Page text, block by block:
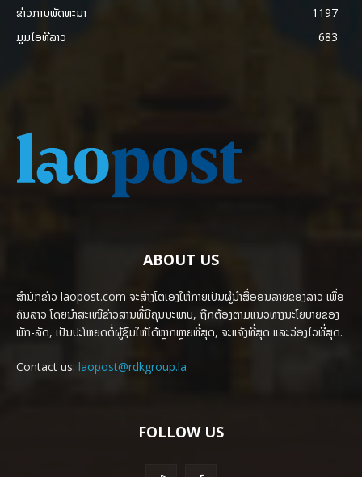
ຂ່າວການພັດທະນາ
1197
ມູມໄອທີລາວ
683
ABOUT US
ສຳນັກຂ່າວ laopost.com ຈະສ້າງໂຕເອງໃຫ້ກາຍເປັນຜູ້ນຳສື່ອອນລາຍຂອງລາວ ເພື່ອ
ຄົນລາວ ໂດຍນຳສະເໜີຂ່າວສານທີ່ມີຄຸນນະພາບ, ຖືກຕ້ອງຕາມແນວທາງນະໂຍບາຍຂອງ
ພັກ-ລັດ, ເປັນປະໂຫຍດຕໍ່ຜູ້ຊົມໃຫ້ໄດ້ຫຼາກຫຼາຍທີ່ສຸດ, ຈະແຈ້ງທີ່ສຸດ ແລະວ່ອງໄວທີ່ສຸດ.
Contact us: laopost@rdkgroup.la
FOLLOW US